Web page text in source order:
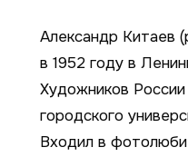
Александр Китаев
в 1952 году в
Художников
городского
Входил в